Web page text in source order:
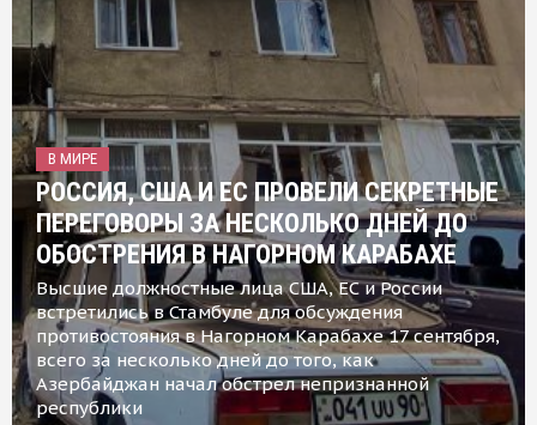
В МИРЕ
РОССИЯ, США И ЕС ПРОВЕЛИ СЕКРЕТНЫЕ
ПЕРЕГОВОРЫ ЗА НЕСКОЛЬКО ДНЕЙ ДО
ОБОСТРЕНИЯ В НАГОРНОМ КАРАБАХЕ
Высшие должностные лица США, ЕС и России
встретились в Стамбуле для обсуждения
противостояния в Нагорном Карабахе 17 сентября,
всего за несколько дней до того, как
Азербайджан начал обстрел непризнанной
республики